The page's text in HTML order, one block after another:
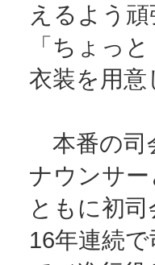
えるよう
「ちょっ
衣装を用
本番の司
ナウンサ
ともに初
16年連続